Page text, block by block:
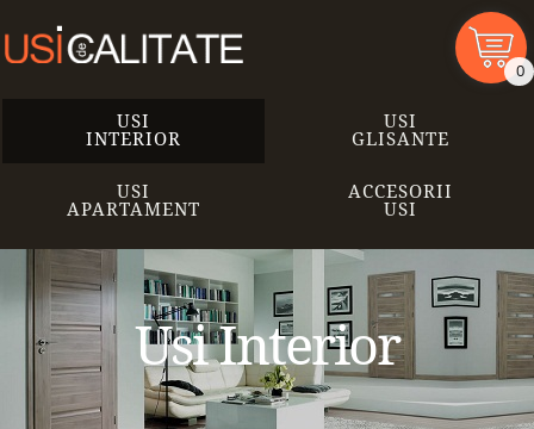
0
USI
INTERIOR
USI
GLISANTE
USI
APARTAMENT
ACCESORII
USI
Usi Interior